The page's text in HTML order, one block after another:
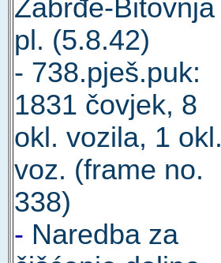
Zabrđe-Bitovnja
pl. (5.8.42)
- 738.pješ.puk:
1831 čovjek, 8
okl. vozila, 1 okl.
voz. (frame no.
338)
- Naredba za